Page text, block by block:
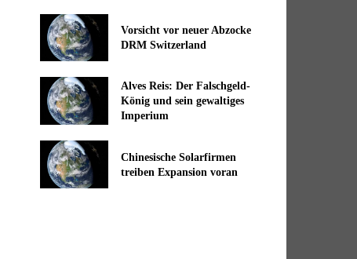
Vorsicht vor neuer Abzocke
DRM Switzerland
Alves Reis: Der Falschgeld-
König und sein gewaltiges
Imperium
Chinesische Solarfirmen
treiben Expansion voran